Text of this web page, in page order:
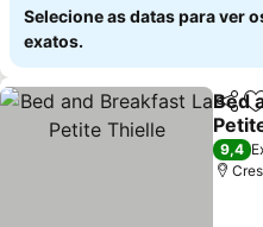
Selecione as datas para ver
exatos.
Bed
9,4